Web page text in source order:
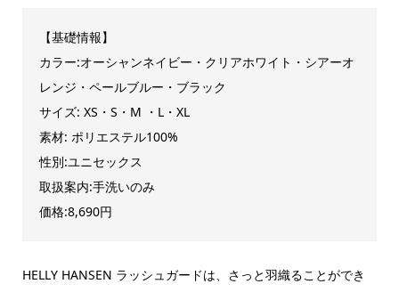
【基礎情報】
カラー:オーシャンネイビー・クリアホワイト・シアーオ
レンジ・ペールブルー・ブラック
サイズ: XS・S・M ・L・XL
素材: ポリエステル100%
性別:ユニセックス
取扱案内:手洗いのみ
価格:8,690円
HELLY HANSEN ラッシュガードは、さっと羽織ることができ